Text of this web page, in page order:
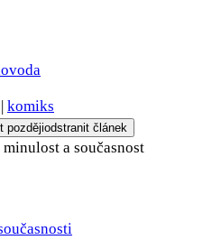
voda
| komiks
pozdějiodstranit článek
a současnost